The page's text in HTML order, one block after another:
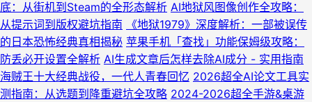
底：从街机到Steam的全形态解析 AI地狱风图像创作全攻略：
从提示词到版权避坑指南
《地狱1979》深度解析：一部被误传
的日本恐怖经典真相揭秘 苹果手机「查找」功能保姆级攻略：
防丢必开设置全解析 AI生成文章后怎样去除AI成分 - 实用指南
海贼王十大经典战役，一代人青春回忆 2026超全AI论文工具实
测指南：从选题到降重避坑全攻略 2024-2026超全手游&桌游